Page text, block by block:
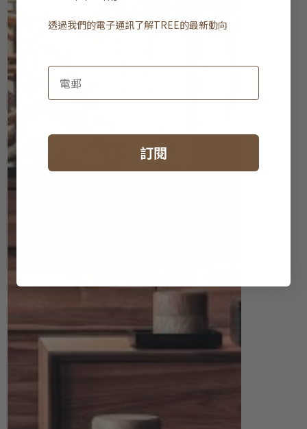
透過我們的電子通訊了解TREE的最新動向
訂閱